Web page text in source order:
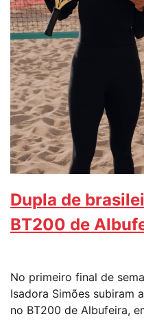
Dupla de
BT200 de
No primeiro final de
Isadora Simões subiram
no BT200 de Albufeira,